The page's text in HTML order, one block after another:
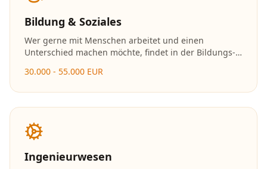
Bildung & Soziales
Wer gerne mit Menschen arbeitet und einen
Unterschied machen möchte, findet in der Bildungs-
Die Nachfrage nach Fachkräften in Kitas, Schulen und
30.000 - 55.000 EUR
Ingenieurwesen